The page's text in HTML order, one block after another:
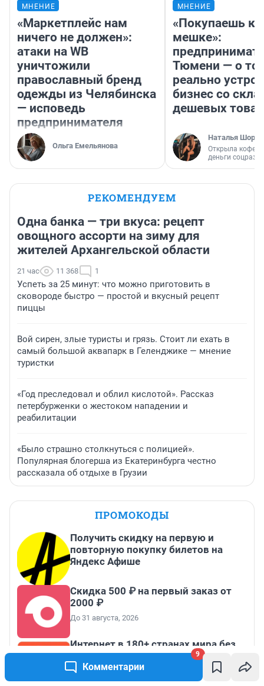
Комментарии
9
МНЕНИЕ
«Маркетплейс нам
ничего не должен»:
атаки на WB
уничтожили
православный бренд
одежды из Челябинска
— исповедь
предпринимателя
Ольга Емельянова
МНЕНИЕ
«Покупаешь
мешке»:
Тюмени — о
реально
бизнес со
дешевых
Наталья
Открыла
деньги
РЕКОМЕНДУЕМ
Одна банка — три вкуса: рецепт
овощного ассорти на зиму для
жителей Архангельской области
21 час 11 368 1
Успеть за 25 минут: что можно приготовить в
сковороде быстро — простой и вкусный рецепт
пиццы
Вой сирен, злые туристы и грязь. Стоит ли ехать в
самый большой аквапарк в Геленджике — мнение
туристки
«Год преследовал и облил кислотой». Рассказ
петербурженки о жестоком нападении и
реабилитации
«Было страшно столкнуться с полицией».
Популярная блогерша из Екатеринбурга честно
рассказала об отдыхе в Грузии
ПРОМОКОДЫ
Получить скидку на первую и
повторную покупку билетов на
Яндекс Афише
Скидка 500 ₽ на первый заказ от
2000 ₽
До 31 августа, 2026
Интернет в 180+ странах мира без
роуминга и сим-карт
До 31 декабря, 2026